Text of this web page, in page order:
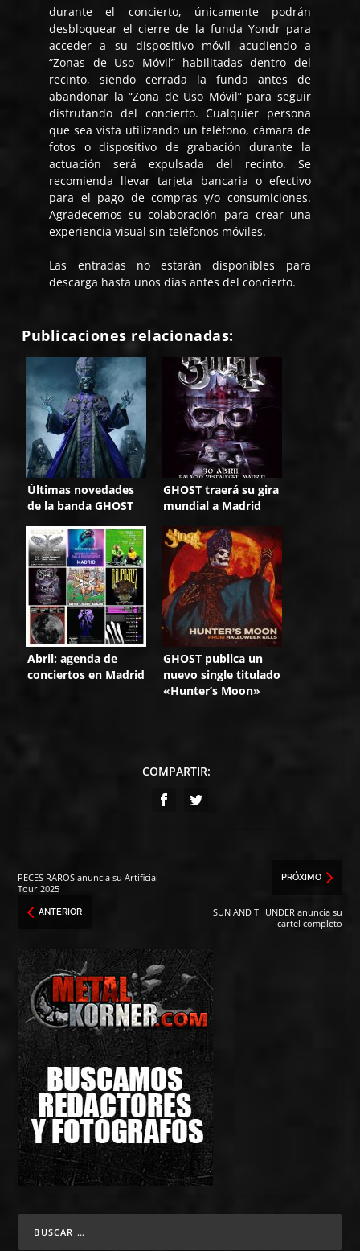
durante el concierto, únicamente podrán
desbloquear el cierre de la funda Yondr para
acceder a su dispositivo móvil acudiendo a
“Zonas de Uso Móvil” habilitadas dentro del
recinto, siendo cerrada la funda antes de
abandonar la “Zona de Uso Móvil” para seguir
disfrutando del concierto. Cualquier persona
que sea vista utilizando un teléfono, cámara de
fotos o dispositivo de grabación durante la
actuación será expulsada del recinto. Se
recomienda llevar tarjeta bancaria o efectivo
para el pago de compras y/o consumiciones.
Agradecemos su colaboración para crear una
experiencia visual sin teléfonos móviles.
Las entradas no estarán disponibles para
descarga hasta unos días antes del concierto.
Publicaciones relacionadas:
Últimas novedades
de la banda GHOST
GHOST traerá su gira
mundial a Madrid
Abril: agenda de
conciertos en Madrid
GHOST publica un
nuevo single titulado
«Hunter’s Moon»
COMPARTIR:
PECES RAROS anuncia su Artificial
Tour 2025
ANTERIOR
PRÓXIMO
SUN AND THUNDER anuncia su
cartel completo